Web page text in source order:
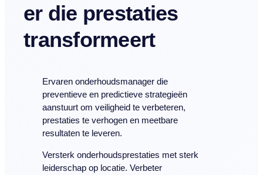
er die prestaties
transformeert
Ervaren onderhoudsmanager die
preventieve en predictieve strategieën
aanstuurt om veiligheid te verbeteren,
prestaties te verhogen en meetbare
resultaten te leveren.
Versterk onderhoudsprestaties met sterk
leiderschap op locatie. Verbeter